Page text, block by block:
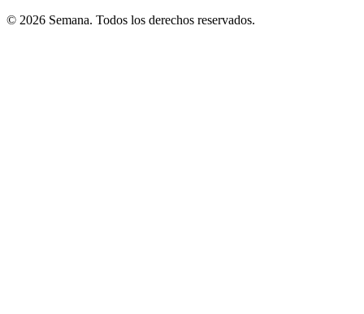
© 2026 Semana. Todos los derechos reservados.